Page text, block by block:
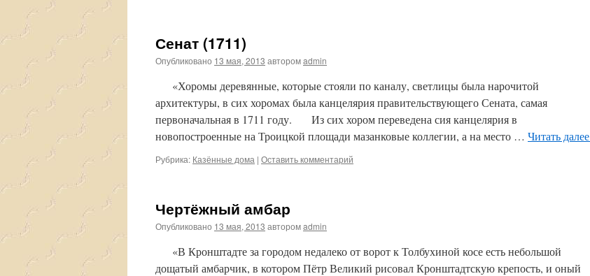
Сенат (1711)
Опубликовано 13 мая, 2013 авторомadmin
«Хоромы деревянные, которые стояли по ка­налу, светлицы была нарочитой
архитектуры, в сих хоромах была канцелярия правительствующего Сената, самая
первоначальная в 1711 году. Из сих хором переведена сия канцелярия в
новопостроенные на Троицкой площади мазанковые коллегии, а на место … Читать далее
Рубрика: Казённые дома | Оставить комментарий
Чертёжный амбар
Опубликовано 13 мая, 2013 авторомadmin
«В Кронштадте за городом недалеко от ворот к Толбухиной косе есть небольшой
дощатый амбарчик, в котором Пётр Великий рисовал Кронштадтскую крепость, и оный